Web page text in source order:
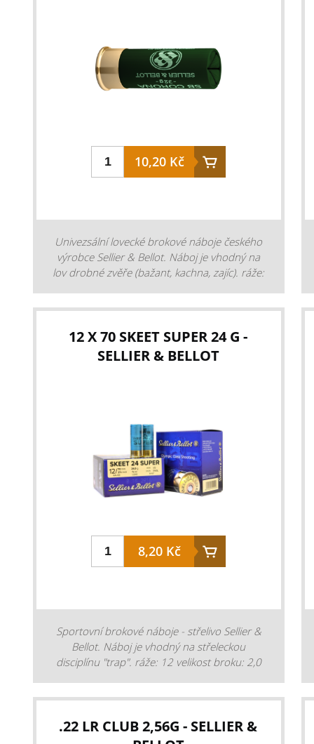
10,20 Kč
Univezsální lovecké brokové náboje českého
výrobce Sellier & Bellot. Náboj je vhodný na
lov drobné zvěře (bažant, kachna, zajíc). ráže:
385 m/s balení: 25 ks. Cena je za 1 kus.
Prodej pouze celých balení. Nutný osobní
odběr s předložením ZP.
12 X 70 SKEET SUPER 24 G -
SELLIER & BELLOT
8,20 Kč
Sportovní brokové náboje - střelivo Sellier &
Bellot. Náboj je vhodný na střeleckou
disciplínu "trap". ráže: 12 velikost broku: 2,0
Prodej pouze celých balení. Prodej pouze po
předložení zbrojního průkazu. Nutný osobní
.22 LR CLUB 2,56G - SELLIER &